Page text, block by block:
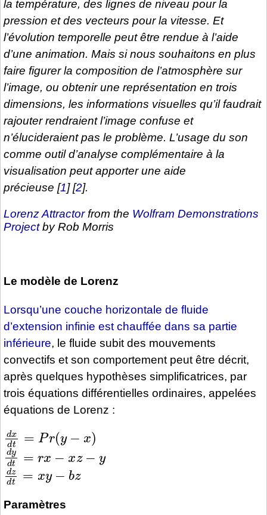
la température, des lignes de niveau pour la
pression et des vecteurs pour la vitesse. Et
l’évolution temporelle peut être rendue à l’aide
d’une animation. Mais si nous souhaitons en plus
faire figurer la composition de l’atmosphère sur
l’image, ou obtenir une représentation en trois
dimensions, les informations visuelles qu’il faudrait
rajouter rendraient l’image confuse et
n’élucideraient pas le problème. L’usage du son
comme outil d’analyse complémentaire à la
visualisation peut apporter une aide
précieuse [1][2].
Lorenz Attractorfrom the Wolfram Demonstrations
Projectby Rob Morris
Le modèle de Lorenz
Lorsqu’une couche horizontale de fluide
d’extension infinie est chauffée dans sa partie
inférieure, le fluide subit des mouvements
convectifs et son comportement peut être décrit,
après quelques hypothèses simplificatrices, par
trois équations différentielles ordinaires, appelées
équations de Lorenz :
dx Pr y
dy x
dz z
Paramètres